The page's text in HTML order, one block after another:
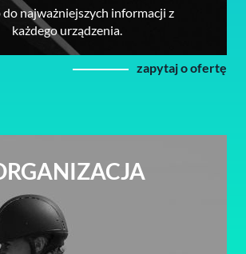
najważniejszych informacji z
każdego urządzenia.
zapytaj o ofertę